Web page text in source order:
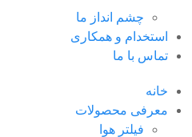
چشم انداز ما
استخدام و همکاری
تماس با ما
خانه
معرفی محصولات
فیلتر هوا